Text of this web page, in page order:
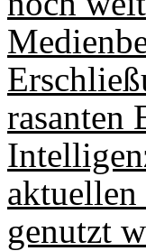
rasanten
genutzt